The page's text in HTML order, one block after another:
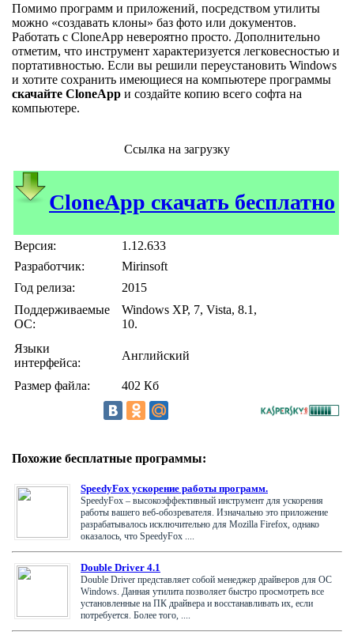
Помимо программ и приложений, посредством утилиты
можно «создавать клоны» баз фото или документов.
Работать с CloneApp невероятно просто. Дополнительно
отметим, что инструмент характеризуется легковесностью и
портативностью. Если вы решили переустановить Windows
и хотите сохранить имеющиеся на компьютере программы
скачайте CloneApp и создайте копию всего софта на
компьютере.
Ссылка на загрузку
CloneApp скачать бесплатно
Версия:
1.12.633
Разработчик:
Mirinsoft
Год релиза:
2015
Поддерживаемые
ОС:
Windows XP, 7, Vista, 8.1,
10.
Языки
интерфейса:
Английский
Размер файла: 402 Кб
Похожие бесплатные программы:
SpeedyFox ускорение работы программ.
SpeedyFox – высокоэффективный инструмент для ускорения
работы вашего веб-обозревателя. Изначально это приложение
разрабатывалось исключительно для Mozilla Firefox, однако
оказалось, что SpeedyFox ....
Double Driver 4.1
Double Driver представляет собой менеджер драйверов для ОС
Windows. Данная утилита позволяет быстро просмотреть все
установленные на ПК драйвера и восстанавливать их, если
потребуется. Более того, ....